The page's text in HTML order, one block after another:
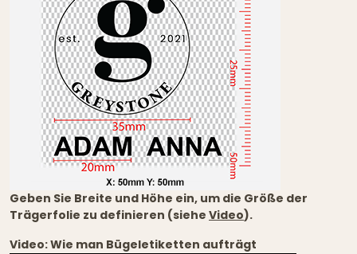
Geben Sie Breite und Höhe ein, um die Größe der
Trägerfolie zu definieren (siehe Video).
Video: Wie man Bügeletiketten aufträgt